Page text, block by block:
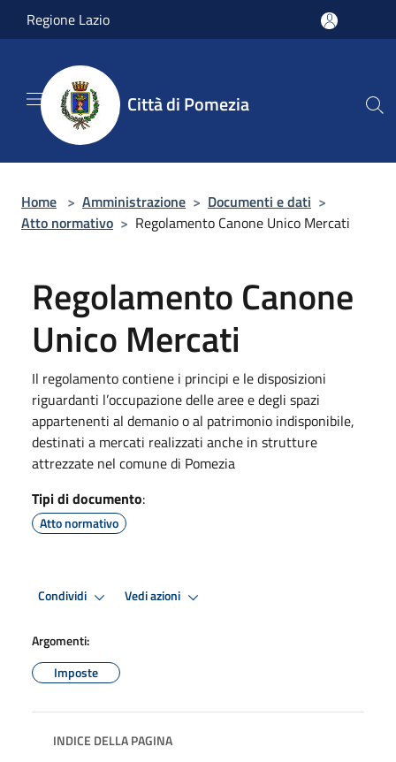
Salta al contenuto principale
Regione Lazio
Città di Pomezia
Home > Amministrazione > Documenti e dati >
Atto normativo > Regolamento Canone Unico Mercati
Regolamento Canone
Unico Mercati
Il regolamento contiene i principi e le disposizioni
riguardanti l’occupazione delle aree e degli spazi
appartenenti al demanio o al patrimonio indisponibile,
destinati a mercati realizzati anche in strutture
attrezzate nel comune di Pomezia
Tipi di documento:
Atto normativo
Condividi Vedi azioni
Argomenti:
Imposte
INDICE DELLA PAGINA